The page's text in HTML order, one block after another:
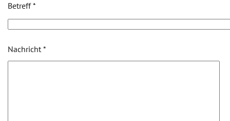
Betreff*
Nachricht*